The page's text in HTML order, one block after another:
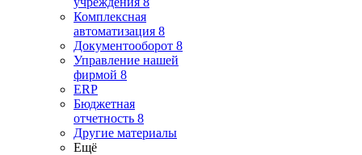
Комплексная
автоматизация 8
Документооборот 8
Управление нашей
фирмой 8
ERP
Бюджетная
отчетность 8
Другие материалы
Ещё